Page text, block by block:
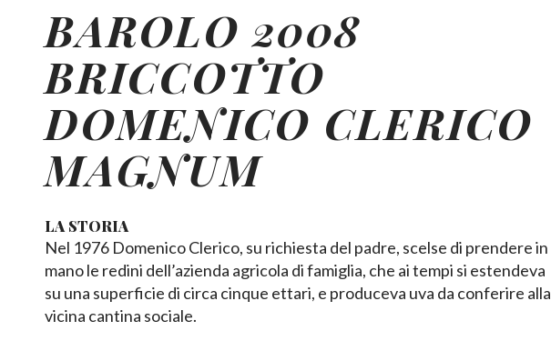
BAROLO 2008
BRICCOTTO
DOMENICO CLERICO
MAGNUM
LA STORIA
Nel 1976 Domenico Clerico, su richiesta del padre, scelse di prendere in
mano le redini dell’azienda agricola di famiglia, che ai tempi si estendeva
su una superficie di circa cinque ettari, e produceva uva da conferire alla
vicina cantina sociale.